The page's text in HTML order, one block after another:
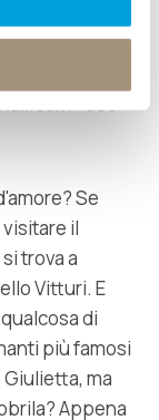
Hrabar
+385
Se
il
trova a
Vitturi. E
di
più famosi
ma
Appena